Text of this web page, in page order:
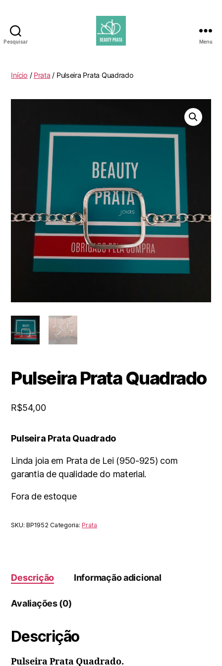
Pesquisar Menu
Início / Prata / Pulseira Prata Quadrado
Pulseira Prata Quadrado
R$54,00
Pulseira Prata Quadrado
Linda joia em Prata de Lei (950-925) com
garantia de qualidade do material.
Fora de estoque
SKU:BP1952 Categoria:Prata
Descrição Informação adicional
Avaliações (0)
Descrição
Pulseira Prata Quadrado.